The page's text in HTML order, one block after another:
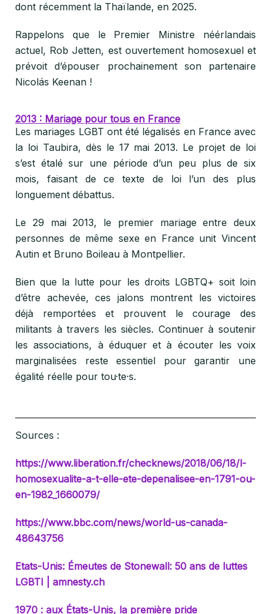
dont récemment la Thaïlande, en 2025.
Rappelons que le Premier Ministre néérlandais
actuel, Rob Jetten, est ouvertement homosexuel et
prévoit d’épouser prochainement son partenaire
Nicolás Keenan !
2013 : Mariage pour tous en France
Les mariages LGBT ont été légalisés en France avec
la loi Taubira, dès le 17 mai 2013. Le projet de loi
s’est étalé sur une période d’un peu plus de six
mois, faisant de ce texte de loi l’un des plus
longuement débattus.
Le 29 mai 2013, le premier mariage entre deux
personnes de même sexe en France unit Vincent
Autin et Bruno Boileau à Montpellier.
Bien que la lutte pour les droits LGBTQ+ soit loin
d’être achevée, ces jalons montrent les victoires
déjà remportées et prouvent le courage des
militants à travers les siècles. Continuer à soutenir
les associations, à éduquer et à écouter les voix
marginalisées reste essentiel pour garantir une
égalité réelle pour tou·te·s.
Sources :
https://www.liberation.fr/checknews/2018/06/18/l-
homosexualite-a-t-elle-ete-depenalisee-en-1791-ou-
en-1982_1660079/
https://www.bbc.com/news/world-us-canada-
48643756
Etats-Unis: Émeutes de Stonewall: 50 ans de luttes
LGBTI | amnesty.ch
1970 : aux États-Unis, la première pride